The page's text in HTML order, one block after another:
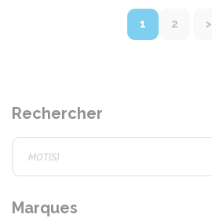
1 2 >
Rechercher
Marques